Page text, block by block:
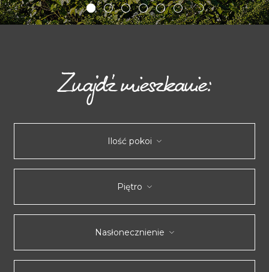
Znajdź mieszkanie:
Ilość pokoi
Piętro
Nasłonecznienie